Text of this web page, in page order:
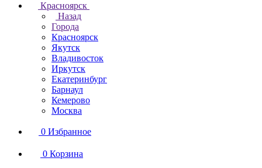
Красноярск
Назад
Города
Красноярск
Якутск
Владивосток
Иркутск
Екатеринбург
Барнаул
Кемерово
Москва
0 Избранное
0 Корзина